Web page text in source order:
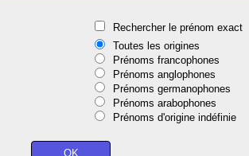
Rechercher le prénom exact
Toutes les origines
Prénoms francophones
Prénoms anglophones
Prénoms germanophones
Prénoms arabophones
Prénoms d'origine indéfinie